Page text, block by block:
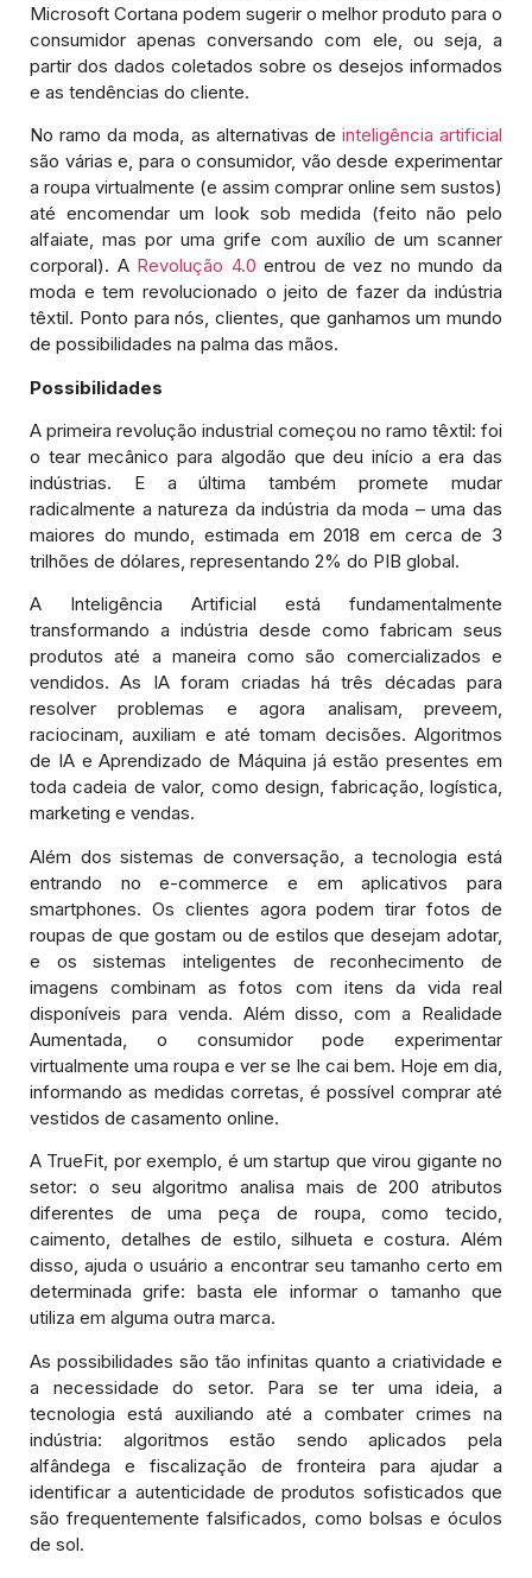
Microsoft Cortana podem sugerir o melhor produto para o
consumidor apenas conversando com ele, ou seja, a
partir dos dados coletados sobre os desejos informados
e as tendências do cliente.
No ramo da moda, as alternativas de inteligência artificial
são várias e, para o consumidor, vão desde experimentar
a roupa virtualmente (e assim comprar online sem sustos)
até encomendar um look sob medida (feito não pelo
alfaiate, mas por uma grife com auxílio de um scanner
corporal). A Revolução 4.0 entrou de vez no mundo da
moda e tem revolucionado o jeito de fazer da indústria
têxtil. Ponto para nós, clientes, que ganhamos um mundo
de possibilidades na palma das mãos.
Possibilidades
A primeira revolução industrial começou no ramo têxtil: foi
o tear mecânico para algodão que deu início a era das
indústrias. E a última também promete mudar
radicalmente a natureza da indústria da moda – uma das
maiores do mundo, estimada em 2018 em cerca de 3
trilhões de dólares, representando 2% do PIB global.
A Inteligência Artificial está fundamentalmente
transformando a indústria desde como fabricam seus
produtos até a maneira como são comercializados e
vendidos. As IA foram criadas há três décadas para
resolver problemas e agora analisam, preveem,
raciocinam, auxiliam e até tomam decisões. Algoritmos
de IA e Aprendizado de Máquina já estão presentes em
toda cadeia de valor, como design, fabricação, logística,
marketing e vendas.
Além dos sistemas de conversação, a tecnologia está
entrando no e-commerce e em aplicativos para
smartphones. Os clientes agora podem tirar fotos de
roupas de que gostam ou de estilos que desejam adotar,
e os sistemas inteligentes de reconhecimento de
imagens combinam as fotos com itens da vida real
disponíveis para venda. Além disso, com a Realidade
Aumentada, o consumidor pode experimentar
virtualmente uma roupa e ver se lhe cai bem. Hoje em dia,
informando as medidas corretas, é possível comprar até
vestidos de casamento online.
A TrueFit, por exemplo, é um startup que virou gigante no
setor: o seu algoritmo analisa mais de 200 atributos
diferentes de uma peça de roupa, como tecido,
caimento, detalhes de estilo, silhueta e costura. Além
disso, ajuda o usuário a encontrar seu tamanho certo em
determinada grife: basta ele informar o tamanho que
utiliza em alguma outra marca.
As possibilidades são tão infinitas quanto a criatividade e
a necessidade do setor. Para se ter uma ideia, a
tecnologia está auxiliando até a combater crimes na
indústria: algoritmos estão sendo aplicados pela
alfândega e fiscalização de fronteira para ajudar a
identificar a autenticidade de produtos sofisticados que
são frequentemente falsificados, como bolsas e óculos
de sol.